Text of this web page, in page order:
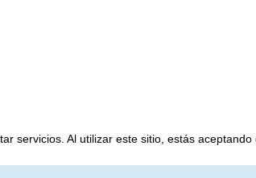
servicios. Al utilizar este sitio, estás aceptando